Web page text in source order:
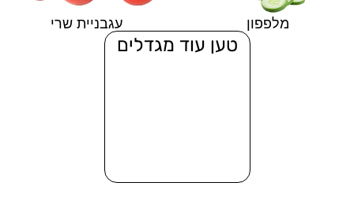
מלפפון עגבניית שרי
טען עוד מגדלים